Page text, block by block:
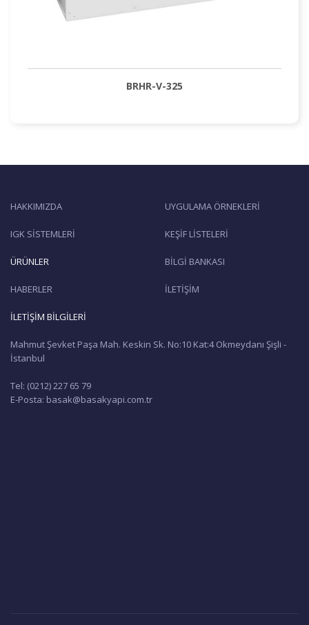
BRHR-V-325
HAKKIMIZDA
IGK SİSTEMLERİ
ÜRÜNLER
HABERLER
UYGULAMA ÖRNEKLERİ
KEŞİF LİSTELERİ
BİLGİ BANKASI
İLETİŞİM
İLETİŞİM BİLGİLERİ
Mahmut Şevket Paşa Mah. Keskin Sk. No:10 Kat:4 Okmeydanı Şişli -
İstanbul
Tel: (0212) 227 65 79
E-Posta: basak@basakyapi.com.tr